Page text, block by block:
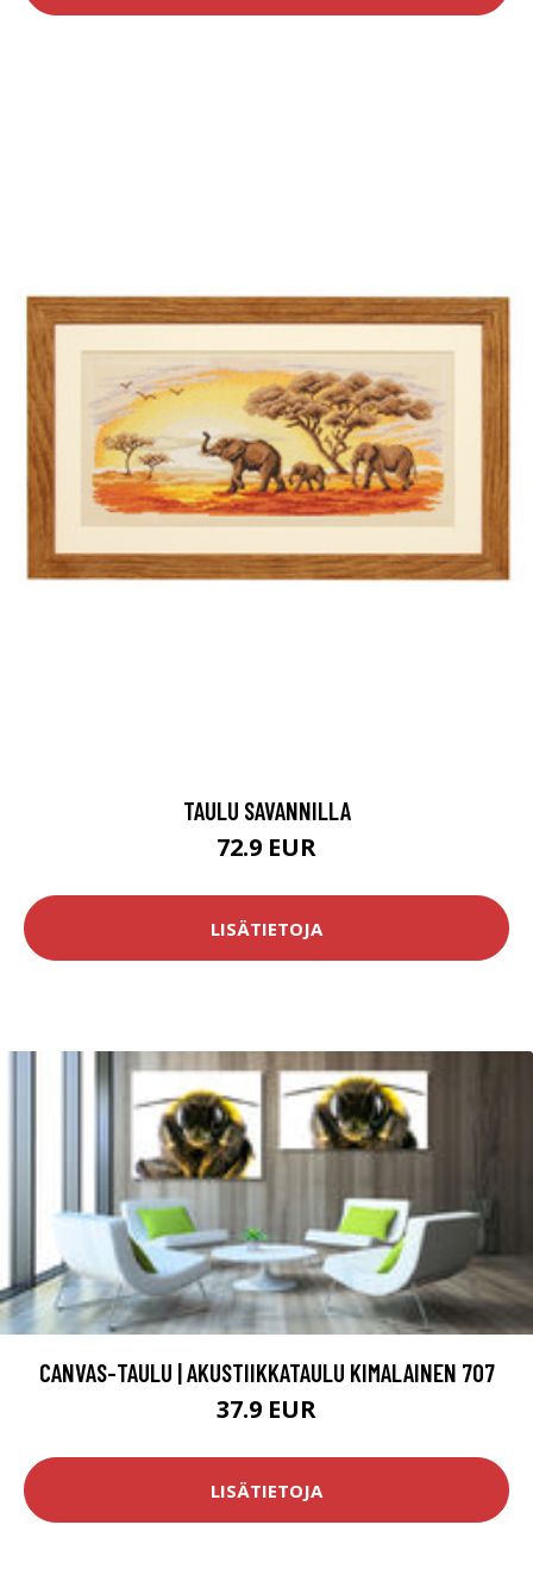
TAULU SAVANNILLA
72.9 EUR
LISÄTIETOJA
CANVAS-TAULU | AKUSTIIKKATAULU KIMALAINEN 707
37.9 EUR
LISÄTIETOJA